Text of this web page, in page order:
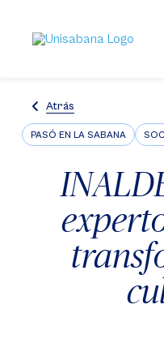
contenido
principal
Atrás
PASÓ EN LA SABANA